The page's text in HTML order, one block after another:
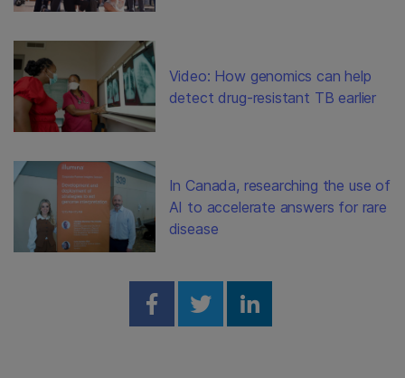
Video: How genomics can help
detect drug-resistant TB earlier
In Canada, researching the use of
AI to accelerate answers for rare
disease
Share on Facebook
Share on Twitter
Share on